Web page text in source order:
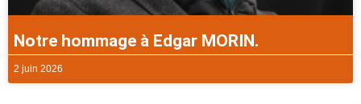
Notre hommage à Edgar MORIN.
2 juin 2026